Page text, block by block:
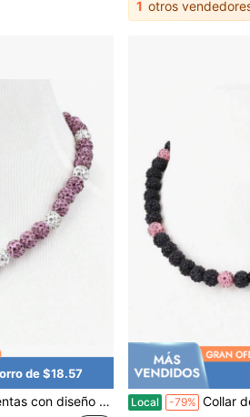
1 otros
de $18.57
inspirada en cuentas, 17 pulgadas, para mayores de 8 años Local -79% Collar de cuentas con diseño